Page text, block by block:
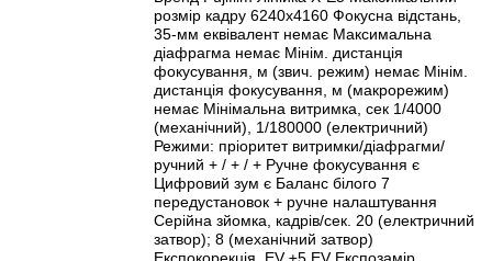
розмір кадру 6240x4160 Фокусна відстань,
35-мм еквівалент немає Максимальна
діафрагма немає Мінім. дистанція
фокусування, м (звич. режим) немає Мінім.
дистанція фокусування, м (макрорежим)
немає Мінімальна витримка, сек 1/4000
(механічний), 1/180000 (електричний)
Режими: пріоритет витримки/діафрагми/
ручний + / + / + Ручне фокусування є
Цифровий зум є Баланс білого 7
передустановок + ручне налаштування
Серійна зйомка, кадрів/сек. 20 (електричний
затвор); 8 (механічний затвор)